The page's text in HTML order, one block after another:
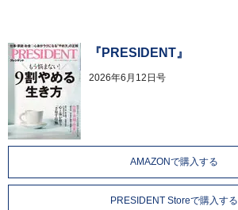
『PRESIDENT』
2026年6月12日号
AMAZONで購入する
PRESIDENT Storeで購入する